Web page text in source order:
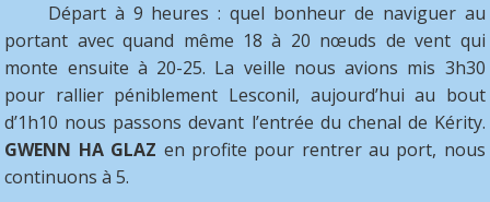
Départ à 9 heures : quel bonheur de naviguer au
portant avec quand même 18 à 20 nœuds de vent qui
monte ensuite à 20-25. La veille nous avions mis 3h30
pour rallier péniblement Lesconil, aujourd’hui au bout
d’1h10 nous passons devant l’entrée du chenal de Kérity.
GWENN HA GLAZ en profite pour rentrer au port, nous
continuons à 5.